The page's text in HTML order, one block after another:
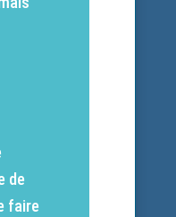
de
faire